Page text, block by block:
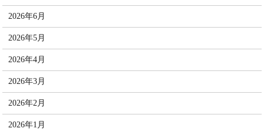
2026年6月
2026年5月
2026年4月
2026年3月
2026年2月
2026年1月